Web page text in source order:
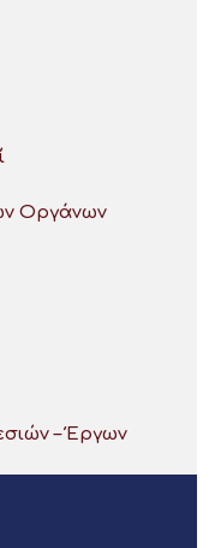
Οργάνων
– Έργων